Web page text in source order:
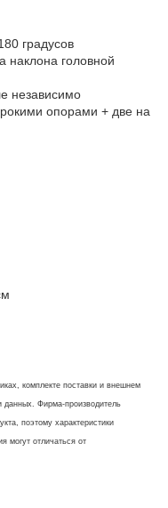
градусов
наклона головной
независимо
опорами + две на
комплекте поставки и внешнем
данных. Фирма-производитель
поэтому характеристики
могут отличаться от